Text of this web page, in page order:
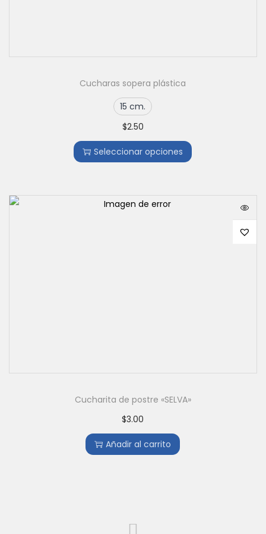
Cucharas sopera plástica
15 cm.
$2.50
Seleccionar opciones
Cucharita de postre «SELVA»
$3.00
Añadir al carrito